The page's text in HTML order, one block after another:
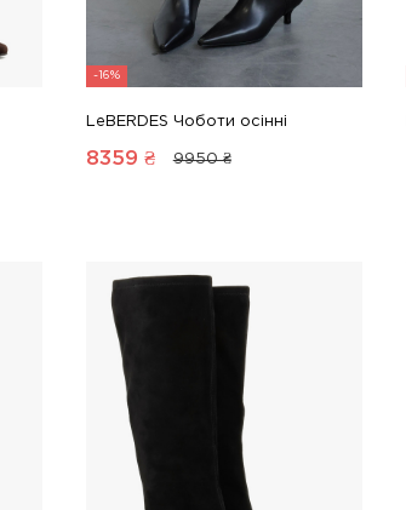
-16%
LeBERDES Чоботи осінні
8359 ₴ 9950 ₴